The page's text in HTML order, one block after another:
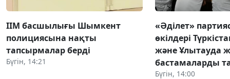
ІІМ басшылығы Шымкент
полициясына нақты
тапсырмалар берді
Бүгін, 14:21
«Әділет»
өкілдері
және Ұлытауда
бастамаларды
Бүгін, 14:00